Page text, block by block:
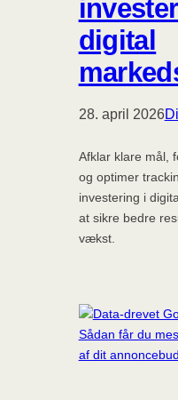
digital
28. april 2026
Afklar klare mål,
og optimer
investering i
at sikre bedre
vækst.